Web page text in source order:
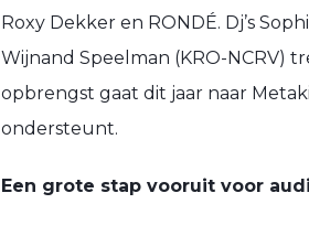
Roxy Dekker en RONDÉ. Dj’s
Wijnand Speelman (KRO-NCRV)
opbrengst gaat dit jaar naar
ondersteunt.
Een grote stap vooruit voor